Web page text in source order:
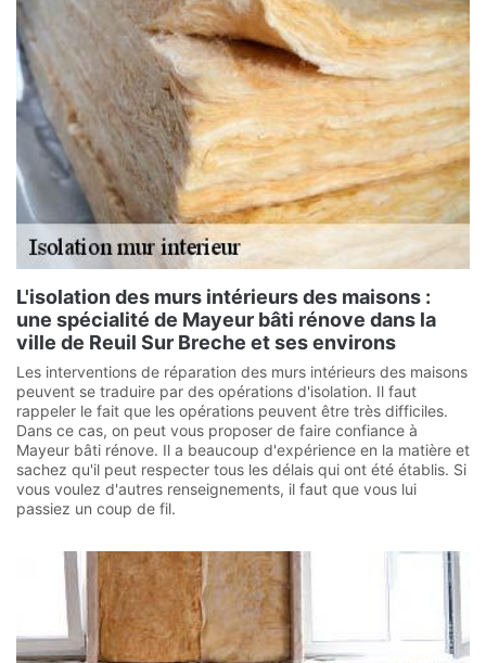
L'isolation des murs intérieurs des maisons :
une spécialité de Mayeur bâti rénove dans la
ville de Reuil Sur Breche et ses environs
Les interventions de réparation des murs intérieurs des maisons
peuvent se traduire par des opérations d'isolation. Il faut
rappeler le fait que les opérations peuvent être très difficiles.
Dans ce cas, on peut vous proposer de faire confiance à
Mayeur bâti rénove. Il a beaucoup d'expérience en la matière et
sachez qu'il peut respecter tous les délais qui ont été établis. Si
vous voulez d'autres renseignements, il faut que vous lui
passiez un coup de fil.